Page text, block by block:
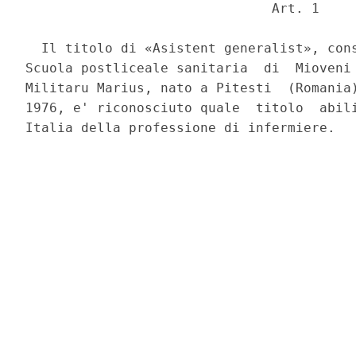
                               Art. 1
Il titolo di «Asistent generalist»,
Scuola postliceale sanitaria  di
Militaru Marius, nato a Pitesti
1976, e' riconosciuto quale  titolo